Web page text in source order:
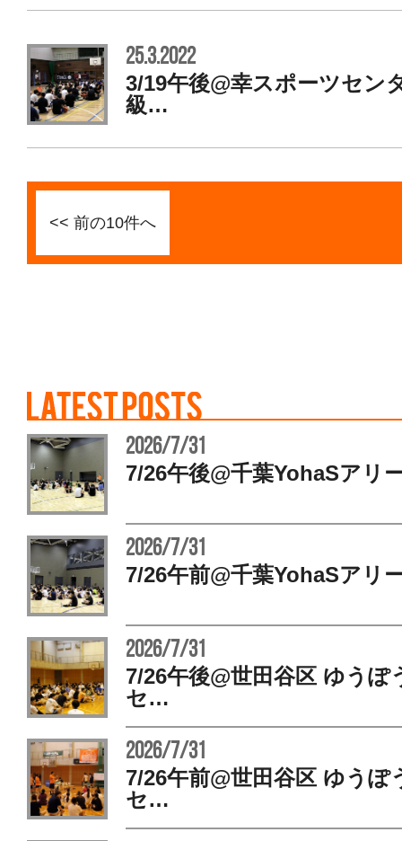
25.3.2022
3/19午後@幸スポーツセ
級…
<< 前の10件へ
2026/7/31
7/26午後@千葉YohaSア
2026/7/31
7/26午前@千葉YohaSア
2026/7/31
7/26午後@世田谷区 ゆうぽ
セ…
2026/7/31
7/26午前@世田谷区 ゆうぽ
セ…